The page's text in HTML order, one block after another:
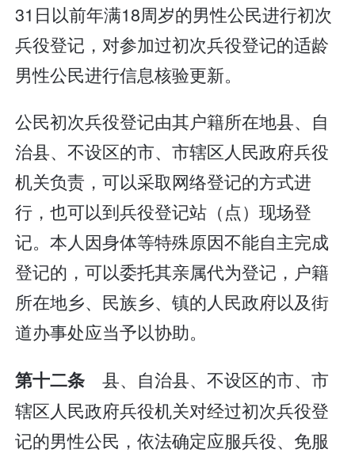
31日以前年满18周岁的男性公民进行初次
兵役登记，对参加过初次兵役登记的适龄
男性公民进行信息核验更新。
公民初次兵役登记由其户籍所在地县、自
治县、不设区的市、市辖区人民政府兵役
机关负责，可以采取网络登记的方式进
行，也可以到兵役登记站（点）现场登
记。本人因身体等特殊原因不能自主完成
登记的，可以委托其亲属代为登记，户籍
所在地乡、民族乡、镇的人民政府以及街
道办事处应当予以协助。
第十二条 县、自治县、不设区的市、市
辖区人民政府兵役机关对经过初次兵役登
记的男性公民，依法确定应服兵役、免服